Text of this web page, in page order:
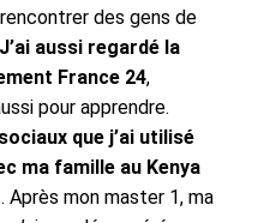
des gens de
J’ai aussi regardé la
France 24,
pour apprendre.
que j’ai utilisé
ma famille au Kenya
Après mon master 1, ma